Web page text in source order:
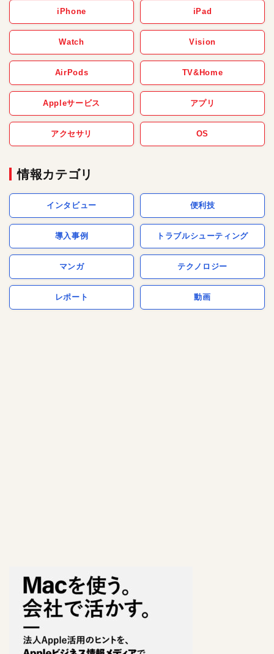
iPhone iPad
Watch Vision
AirPods TV&Home
Appleサービス アプリ
アクセサリ OS
情報カテゴリ
インタビュー 便利技
導入事例 トラブルシューティング
マンガ テクノロジー
レポート 動画